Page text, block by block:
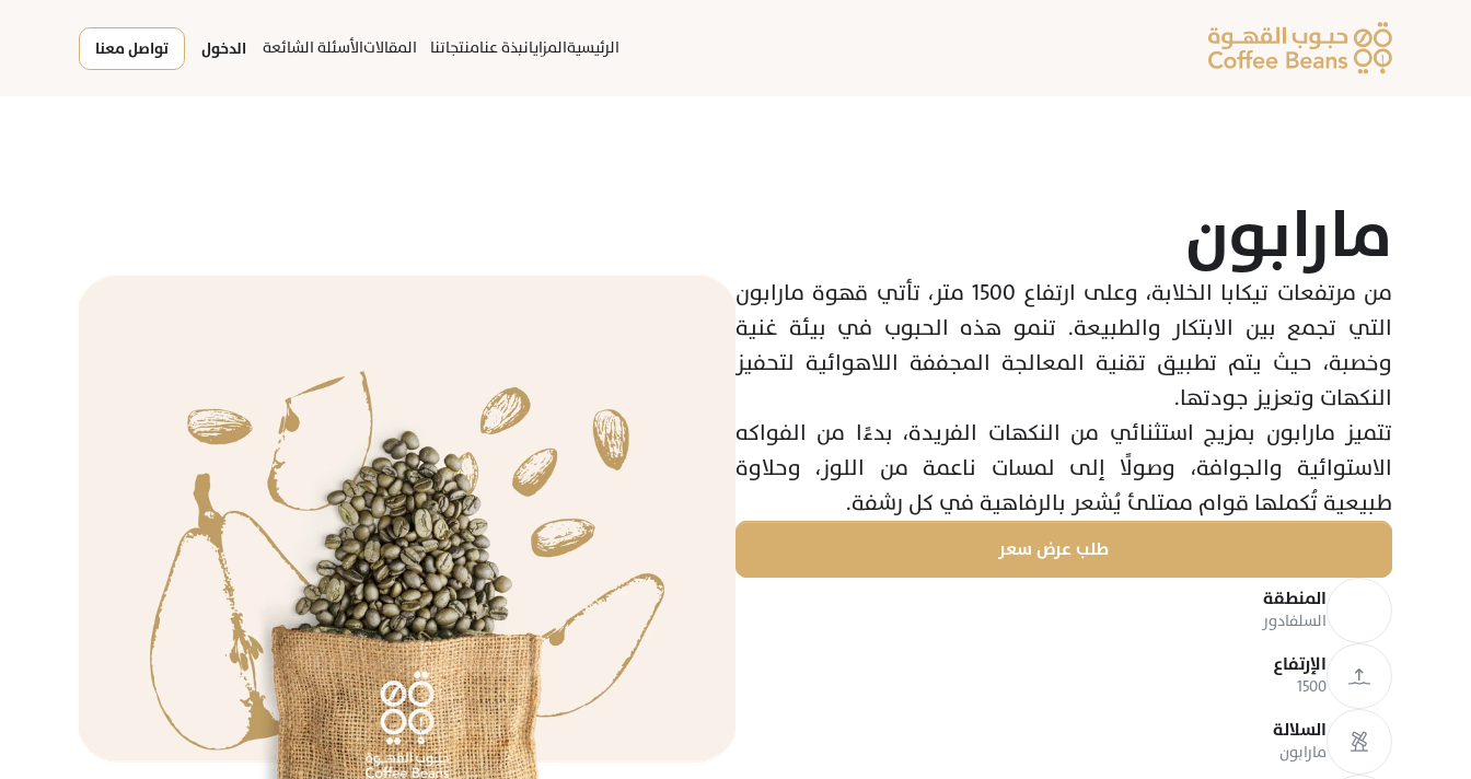
مارابون
طبيعية تُكملها قوام ممتلئ يُشعر بالرفاهية في كل رشفة.
طلب عرض سعر
المنطقة
السلفادور
الإرتفاع
1500
السلالة
مارابون
تواصل معنا الدخول الأسئلة الشائعةالمقالات منتجاتنانبذة عناالمزاياالرئيسية